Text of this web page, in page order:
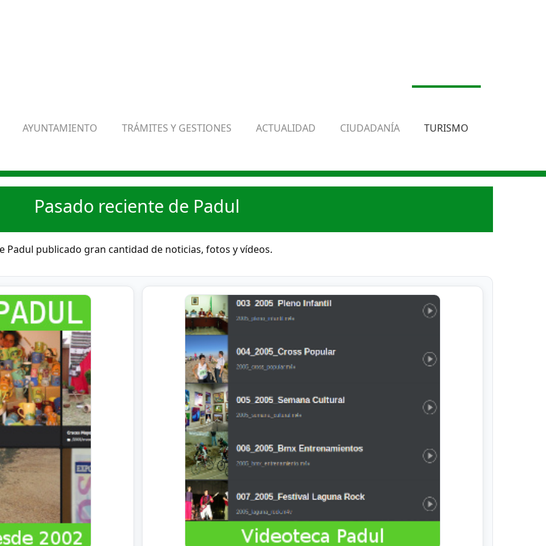
AYUNTAMIENTO TRÁMITES Y GESTIONES ACTUALIDAD CIUDADANÍA TURISMO
Pasado reciente de Padul
Padul publicado gran cantidad de noticias, fotos y vídeos.